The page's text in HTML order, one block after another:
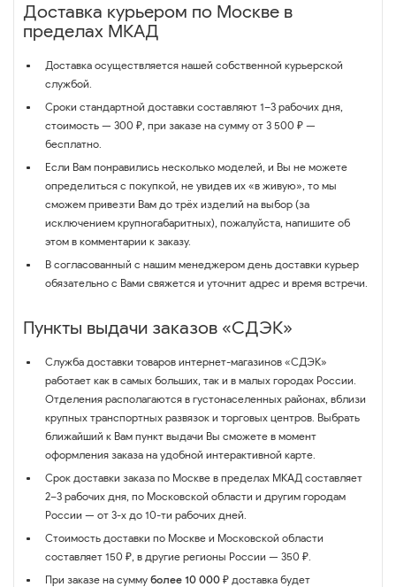
Доставка курьером по Москве в
пределах МКАД
Доставка осуществляется нашей собственной курьерской
службой.
Сроки стандартной доставки составляют 1–3 рабочих дня,
стоимость — 300 ₽, при заказе на сумму от 3 500 ₽ —
бесплатно.
Если Вам понравились несколько моделей, и Вы не можете
определиться с покупкой, не увидев их «в живую», то мы
сможем привезти Вам до трёх изделий на выбор (за
исключением крупногабаритных), пожалуйста, напишите об
этом в комментарии к заказу.
В согласованный с нашим менеджером день доставки курьер
обязательно с Вами свяжется и уточнит адрес и время встречи.
Пункты выдачи заказов «СДЭК»
Служба доставки товаров интернет-магазинов «СДЭК»
работает как в самых больших, так и в малых городах России.
Отделения располагаются в густонаселенных районах, вблизи
крупных транспортных развязок и торговых центров. Выбрать
ближайший к Вам пункт выдачи Вы сможете в момент
оформления заказа на удобной интерактивной карте.
Срок доставки заказа по Москве в пределах МКАД составляет
2–3 рабочих дня, по Московской области и другим городам
России — от 3-х до 10-ти рабочих дней.
Стоимость доставки по Москве и Московской области
составляет 150 ₽, в другие регионы России — 350 ₽.
При заказе на сумму более 10 000 ₽ доставка будет